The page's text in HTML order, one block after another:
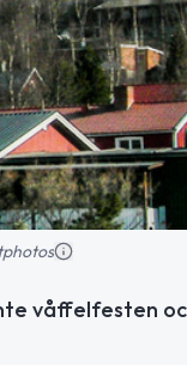
våffelfesten